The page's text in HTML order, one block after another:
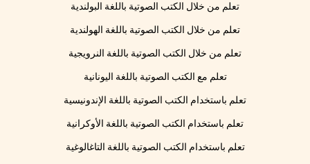
تعلم من خلال الكتب الصوتية باللغة البولندية
تعلم من خلال الكتب الصوتية باللغة الهولندية
تعلم من خلال الكتب الصوتية باللغة النرويجية
تعلم مع الكتب الصوتية باللغة اليونانية
تعلم باستخدام الكتب الصوتية باللغة الإندونيسية
تعلم باستخدام الكتب الصوتية باللغة الأوكرانية
تعلم باستخدام الكتب الصوتية باللغة التاغالوغية